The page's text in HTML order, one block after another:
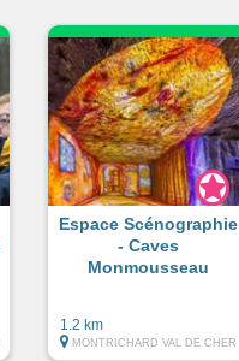
Espace Scénographie
- Caves
Monmousseau
1.2 km
MONTRICHARD VAL DE CHER